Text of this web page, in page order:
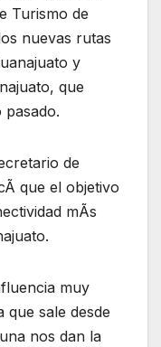
Turismo de
nuevas rutas
y
que
de
que el objetivo
mÃs
muy
sale desde
nos dan la